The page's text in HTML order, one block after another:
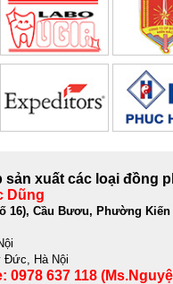
sản xuất các loại đồng
Dũng
16), Cầu Bươu, Phường
Đức, Hà Nội
0978 637 118